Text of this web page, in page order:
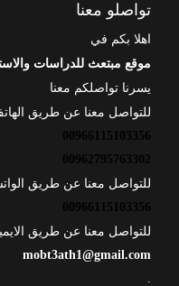
تواصلو معنا
اهلا بكم في
موقع مبتعث للدراسات
يسرنا تواصلكم معنا
للتواصل معنا عن طريق
00966115103356
00962795763302
للتواصل معنا عن طريق
00966115103356
للتواصل معنا عن طريق
mobt3ath1@gmail.com